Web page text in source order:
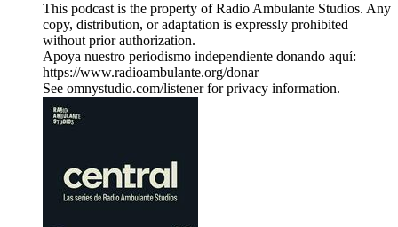
This podcast is the property of Radio Ambulante Studios. Any
copy, distribution, or adaptation is expressly prohibited
without prior authorization.
Apoya nuestro periodismo independiente donando aquí:
https://www.radioambulante.org/donar
See omnystudio.com/listener for privacy information.